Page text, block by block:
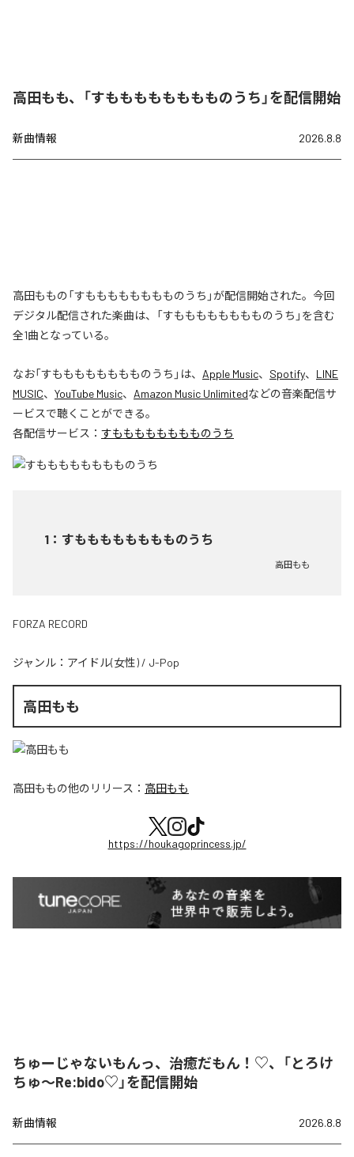
高田もも、「すもももももももものうち」を配信開始
新曲情報 2026.8.8
高田ももの「すもももももももものうち」が配信開始された。今回
デジタル配信された楽曲は、「すもももももももものうち」を含む
全1曲となっている。
なお「すもももももももものうち 」は、 Apple Music、 Spotify、 LINE
MUSIC、 YouTube Music、 Amazon Music Unlimitedなどの音楽配信サ
ービスで聴くことができる。
各配信サービス： すもももももももものうち
1 ： すもももももももものうち
高田もも
FORZA RECORD
ジャンル： アイドル(女性) / J-Pop
高田もも
高田ももの他のリリース： 高田もも
https://houkagoprincess.jp/
ちゅーじゃないもんっ、治癒だもん！♡、「とろけ
ちゅ〜Re:bido♡」を配信開始
新曲情報 2026.8.8